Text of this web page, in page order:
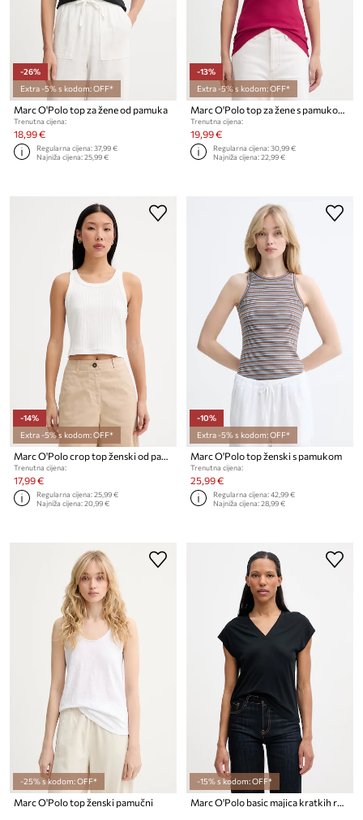
-26%
Extra -5% s kodom: OFF*
Marc O'Polo top za žene od pamuka
Trenutna cijena:
18,99 €
Regularna cijena:37,99 €
Najniža cijena:25,99 €
-13%
Extra -5% s kodom: OFF*
Trenutna cijena:
19,99 €
Regularna cijena:30,99 €
Najniža cijena:22,99 €
-14%
Extra -5% s kodom: OFF*
Marc O'Polo crop top ženski od pamuka s elastanom
Trenutna cijena:
17,99 €
Regularna cijena:25,99 €
Najniža cijena:20,99 €
-10%
Extra -5% s kodom: OFF*
Marc O'Polo top ženski s pamukom
Trenutna cijena:
25,99 €
Regularna cijena:42,99 €
Najniža cijena:28,99 €
-25% s kodom: OFF*
Marc O'Polo top ženski pamučni
-15% s kodom: OFF*
Marc O'Polo basic majica kratkih rukava ženska od pamuka